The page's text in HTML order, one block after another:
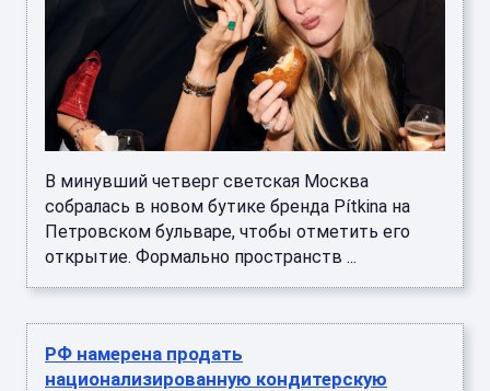
В минувший четверг светская Москва
собралась в новом бутике бренда Pítkina на
Петровском бульваре, чтобы отметить его
открытие. Формально пространств ...
РФ намерена продать
национализированную кондитерскую